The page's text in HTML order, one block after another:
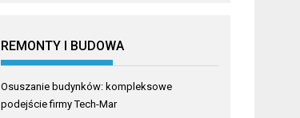
REMONTY I BUDOWA
Osuszanie budynków: kompleksowe
podejście firmy Tech-Mar